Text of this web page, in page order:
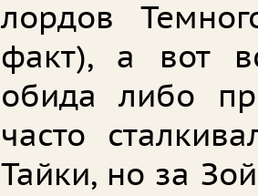
лордов
факт), а вот
обида либо
часто
Тайки, но за